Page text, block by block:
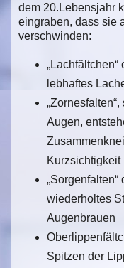
dem 20.Lebensjahr
eingraben, dass sie
verschwinden:
„Lachfältchen“
lebhaftes
Augen,
Kurzsichtigkeit
wiederholtes
Augenbrauen
Spitzen der